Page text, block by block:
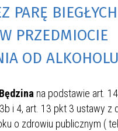
PARĘ BIEGŁYCH
PRZEDMIOCIE
OD
na podstawie art.
i 4, art. 13 pkt 3 ustawy z
o zdrowiu publicznym (